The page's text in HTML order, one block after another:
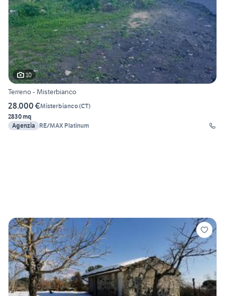
10
Terreno - Misterbianco
28.000 €Misterbianco(CT)
2830 mq
Agenzia
RE/MAX Platinum